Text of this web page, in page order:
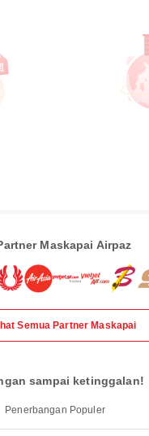
Maskapai Airpaz
Semua Partner Maskapai
sampai ketinggalan!
Penerbangan Populer